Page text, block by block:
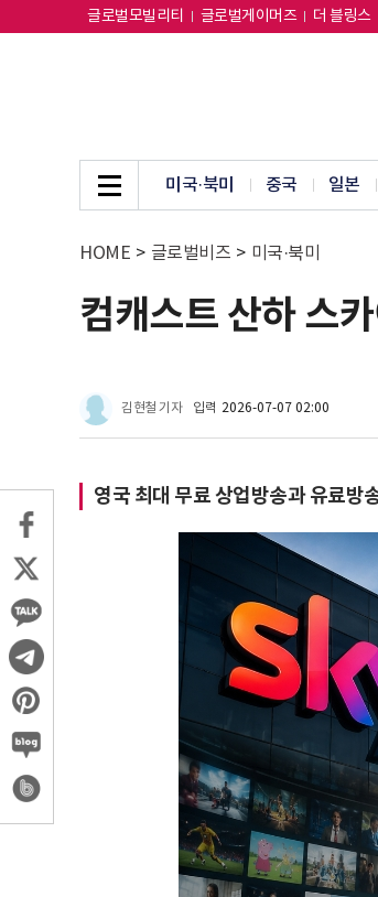
글로벌모빌리티 글로벌게이머즈 더 블링스
미국·북미 중국 일본
HOME > 글로벌비즈 > 미국·북미
컴캐스트 산하 스
김현철 기자 입력 2026-07-07 02:00
영국 최대 무료 상업방송과 유료